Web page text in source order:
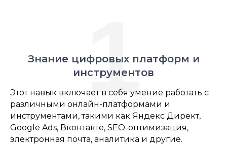
Знание цифровых платформ и
инструментов
Этот навык включает в себя умение работать с
различными онлайн-платформами и
инструментами, такими как Яндекс Директ,
Google Ads, Вконтакте, SEO-оптимизация,
электронная почта, аналитика и другие.
1